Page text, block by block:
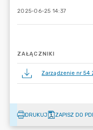
2025-06-25 14:37
ZAŁĄCZNIKI
Zarządzenie nr 54
DRUKUJ ZAPISZ DO